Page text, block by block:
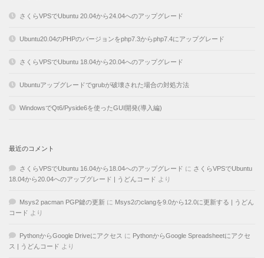
さくらVPSでUbuntu 20.04から24.04へのアップグレード
Ubuntu20.04のPHPのバージョンをphp7.3からphp7.4にアップグレード
さくらVPSでUbuntu 18.04から20.04へのアップグレード
Ubuntuアップグレードでgrubが破壊された場合の対処方法
WindowsでQt6/Pyside6を使ったGUI開発(導入編)
最近のコメント
さくらVPSでUbuntu 16.04から18.04へのアップグレード に さくらVPSでUbuntu
18.04から20.04へのアップグレード | うどんコード より
Msys2 pacman PGP鍵の更新 に Msys2のclangを9.0から12.0に更新する | うどん
コード より
PythonからGoogle Driveにアクセス に PythonからGoogle Spreadsheetにアクセ
ス | うどんコード より